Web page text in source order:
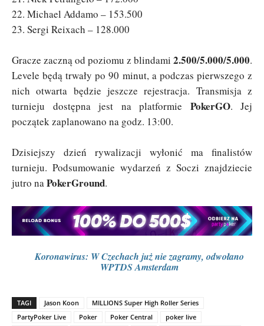
22. Michael Addamo – 153.500
23. Sergi Reixach – 128.000
Gracze zaczną od poziomu z blindami 2.500/5.000/5.000.
Levele będą trwały po 90 minut, a podczas pierwszego z
nich otwarta będzie jeszcze rejestracja. Transmisja z
turnieju dostępna jest na platformie PokerGO. Jej
początek zaplanowano na godz. 13:00.
Dzisiejszy dzień rywalizacji wyłonić ma finalistów
turnieju. Podsumowanie wydarzeń z Soczi znajdziecie
jutro naPokerGround.
Koronawirus: W Czechach już nie zagramy, odwołano
WPTDS Amsterdam
TAGI Jason Koon
MILLIONS Super High Roller Series
PartyPoker Live
Poker Poker Central
poker live